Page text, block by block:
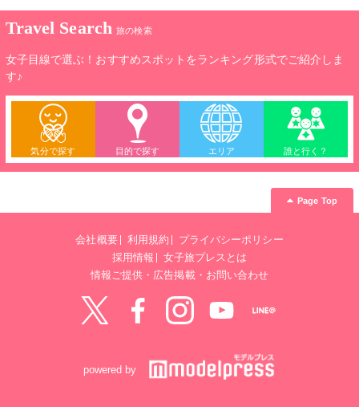
ダーメイドも可能で、欲しいデザインや素材を相談しながら決
められます。
Travel Search 旅の検索
女子目線で選ぶ！おすすめスポットをランキング形式でご紹介しま
す♪
気分で探す 目的で探す エリア 誰と行く？
Page Top
会社概要 利用規約
プライバシーポリシー
採用情報
女子旅プレスとは
情報ご提供・広告掲載・お問い合わせ
powered by